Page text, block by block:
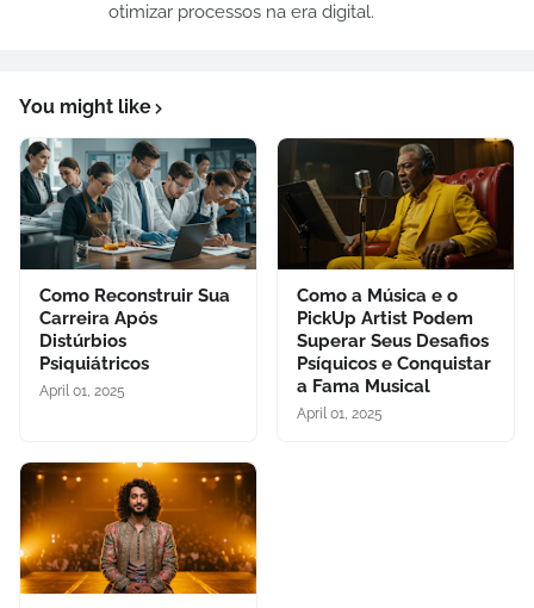
otimizar processos na era digital.
You might like
Como Reconstruir Sua
Carreira Após
Distúrbios
Psiquiátricos
April 01, 2025
Como a Música e o
PickUp Artist Podem
Superar Seus Desafios
Psíquicos e Conquistar
a Fama Musical
April 01, 2025